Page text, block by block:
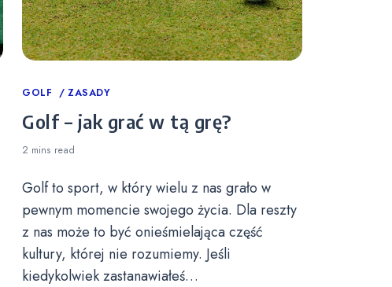
Categories
GOLF ZASADY
Golf – jak grać w tą grę?
2 mins read
Golf to sport, w który wielu z nas grało w
pewnym momencie swojego życia. Dla reszty
z nas może to być onieśmielająca część
kultury, której nie rozumiemy. Jeśli
kiedykolwiek zastanawiałeś…